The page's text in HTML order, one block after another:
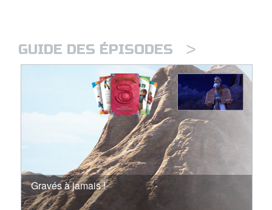
GUIDE DES ÉPISODES >
Gravés à jamais !